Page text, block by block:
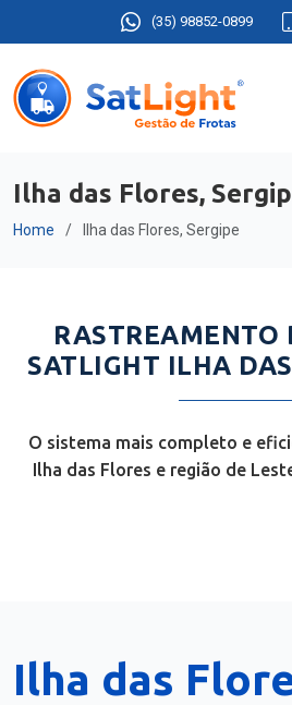
(35) 98852-0899
Ilha das Flores,
Home Ilha das Flores, Sergipe
RASTREAMENTO
SATLIGHT ILHA
O sistema mais completo e
Ilha das Flores e região de
Ilha das